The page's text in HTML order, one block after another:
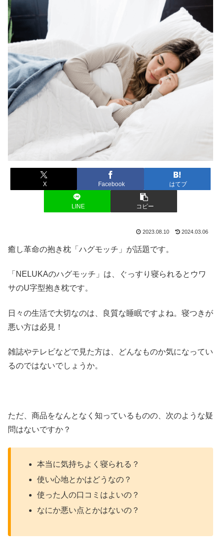
X Facebook はてブ
LINE コピー
2023.08.10 2024.03.06
癒し革命の抱き枕「ハグモッチ」が話題です。
「NELUKAのハグモッチ」は、ぐっすり寝られるとウワ
サのU字型抱き枕です。
日々の生活で大切なのは、良質な睡眠ですよね。寝つきが
悪い方は必見！
雑誌やテレビなどで見た方は、どんなものか気になってい
るのではないでしょうか。
ただ、商品をなんとなく知っているものの、次のような疑
問はないですか？
本当に気持ちよく寝られる？
使い心地とかはどうなの？
使った人の口コミはよいの？
なにか悪い点とかはないの？